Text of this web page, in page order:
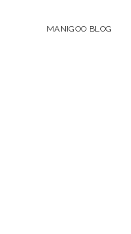
MANIGOO BLOG